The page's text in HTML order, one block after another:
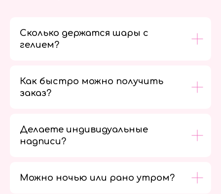
Сколько держатся шары с
гелием?
Как быстро можно получить
заказ?
Делаете индивидуальные
надписи?
Можно ночью или рано утром?